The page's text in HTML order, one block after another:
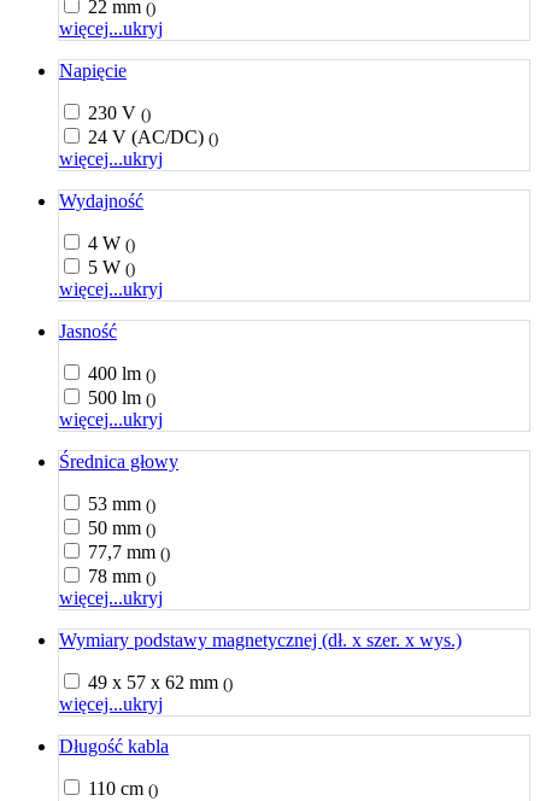
22 mm ()
więcej...ukryj
Napięcie
230 V ()
24 V (AC/DC) ()
więcej...ukryj
Wydajność
4 W ()
5 W ()
więcej...ukryj
Jasność
400 lm ()
500 lm ()
więcej...ukryj
Średnica głowy
53 mm ()
50 mm ()
77,7 mm ()
78 mm ()
więcej...ukryj
Wymiary podstawy magnetycznej (dł. x szer. x wys.)
49 x 57 x 62 mm ()
więcej...ukryj
Długość kabla
110 cm ()